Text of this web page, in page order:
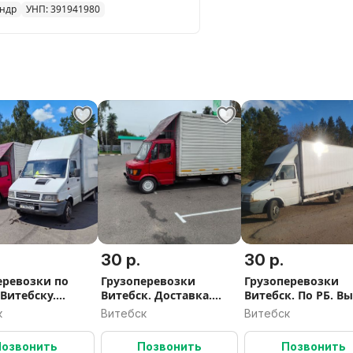
скутеры, квадроциклы и д.
объектам;
в сфере погрузочно-
мебели; спуск и подъем
УНП: 391941980
по
Грузовое
30 р.
Грузоперевозки
Витебск. Доставка.
Переезды.
Витебск
Позвонить
30 р.
Грузоперевозки
Витебск. По РБ.
мусора.
Витебск
Позвонить